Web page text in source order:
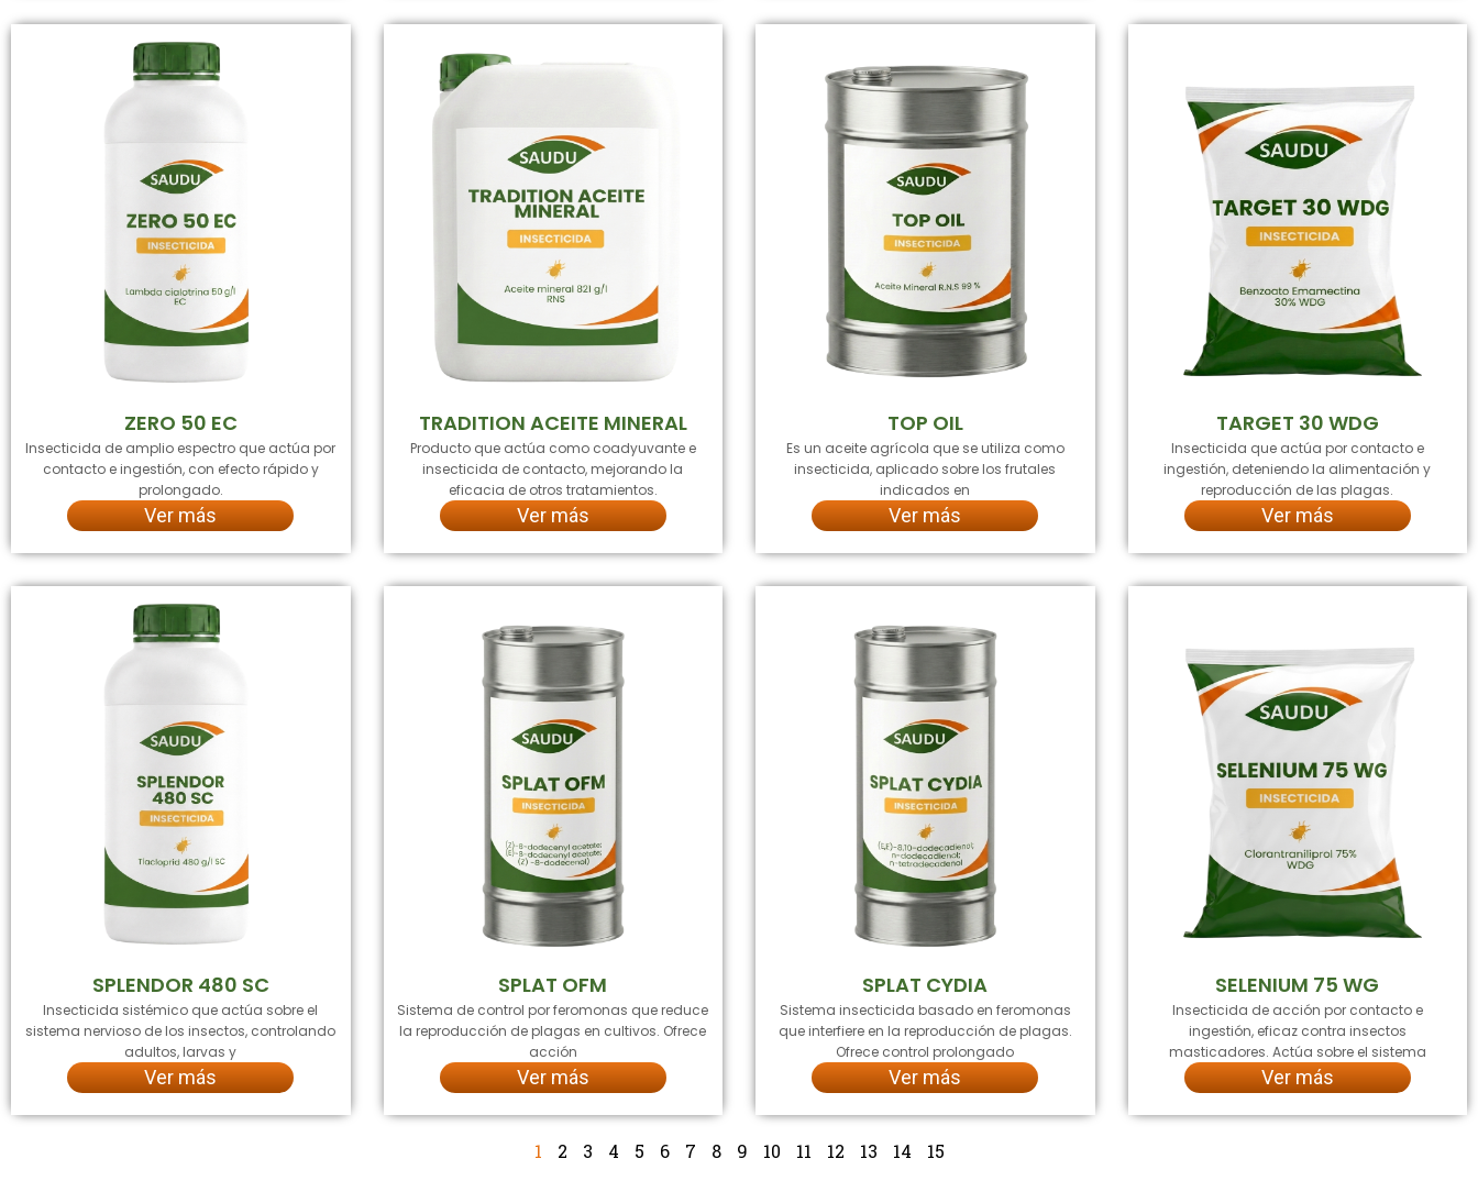
ZERO 50 EC
Insecticida de amplio espectro que actúa por
contacto e ingestión, con efecto rápido y
prolongado.
Ver más
TRADITION ACEITE MINERAL
Producto que actúa como coadyuvante e
insecticida de contacto, mejorando la
eficacia de otros tratamientos.
Ver más
TOP OIL
Es un aceite agrícola que se utiliza como
insecticida, aplicado sobre los frutales
indicados en
Ver más
TARGET 30 WDG
Insecticida que actúa por contacto e
ingestión, deteniendo la alimentación y
reproducción de las plagas.
Ver más
SPLENDOR 480 SC
Insecticida sistémico que actúa sobre el
sistema nervioso de los insectos, controlando
adultos, larvas y
Ver más
SPLAT OFM
Sistema de control por feromonas que reduce
la reproducción de plagas en cultivos. Ofrece
acción
Ver más
SPLAT CYDIA
Sistema insecticida basado en feromonas
que interfiere en la reproducción de plagas.
Ofrece control prolongado
Ver más
SELENIUM 75 WG
Insecticida de acción por contacto e
ingestión, eficaz contra insectos
masticadores. Actúa sobre el sistema
Ver más
1 2 3 4 5 6 7 8 9 10 11 12 13 14 15